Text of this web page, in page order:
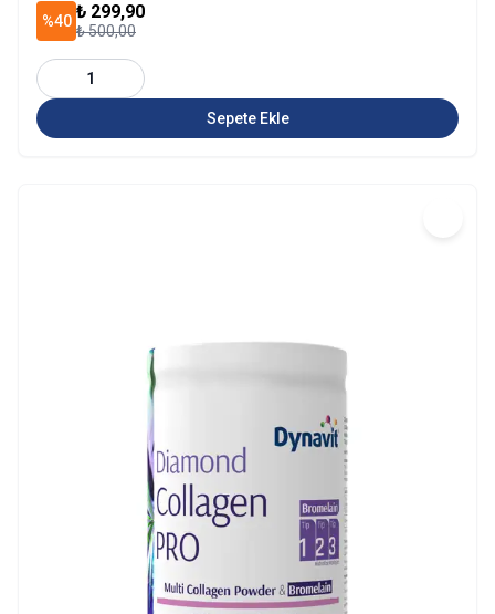
%40 ₺ 299,90
₺ 500,00
1
Sepete Ekle